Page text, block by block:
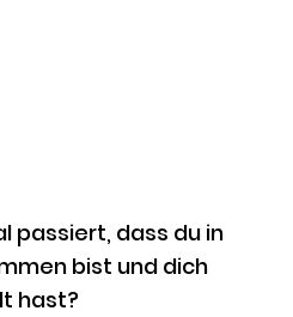
passiert, dass du in
bist und dich
hast?